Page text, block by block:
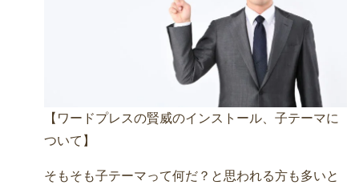
【ワードプレスの賢威のインストール、子テーマに
ついて】
そもそも子テーマって何だ？と思われる方も多いと